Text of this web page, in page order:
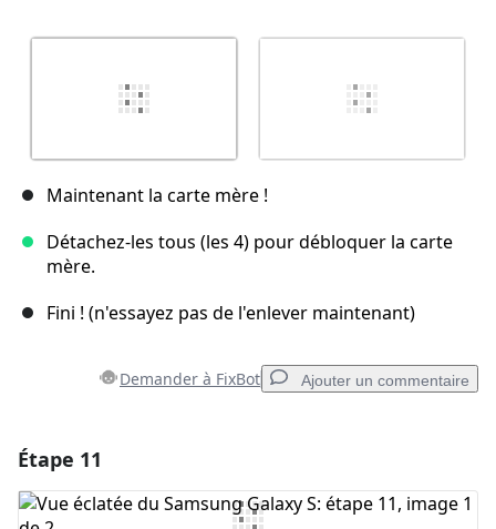
Maintenant la carte mère !
Détachez-les tous (les 4) pour débloquer la carte
mère.
Fini ! (n'essayez pas de l'enlever maintenant)
Demander à FixBot Ajouter un commentaire
Ajouter un commentaire
Étape 11